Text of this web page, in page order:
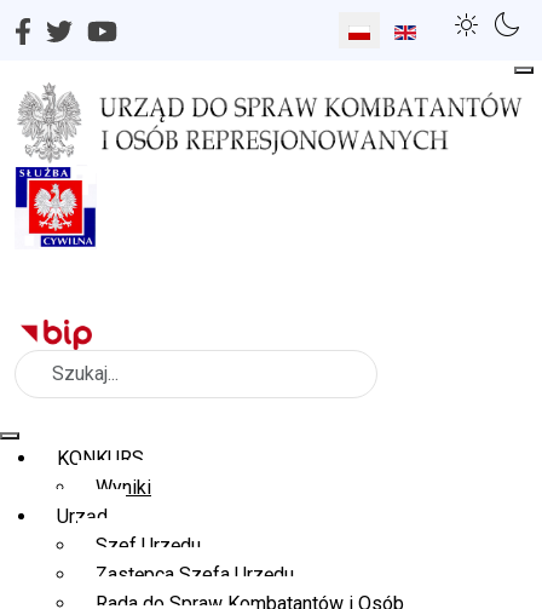
Wybierz swój język
Szukaj
KONKURS
Wyniki
Urząd
Szef Urzędu
Zastępca Szefa Urzędu
Rada do Spraw Kombatantów i Osób